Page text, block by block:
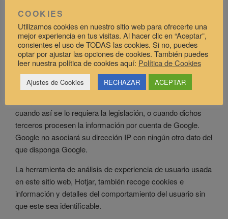
Estados Unidos.
Google usará esta información por cuenta nuestra con el
propósito de seguir su uso del website, recopilando
informes de la actividad del website y prestando otros
servicios relacionados con la actividad del website y el uso
de Internet.
cuando así se lo requiera la legislación, o cuando dichos
terceros procesen la información por cuenta de Google.
Google no asociará su dirección IP con ningún otro dato del
que disponga Google.
La herramienta de análisis de experiencia de usuario usada
en este sitio web, Hotjar, también recoge cookies e
información y detalles del comportamiento del usuario sin
que este sea identificable.
COOKIES
Utilizamos cookies en nuestro sitio web para ofrecerte una
mejor experiencia en tus visitas. Al hacer clic en “Aceptar”,
consientes el uso de TODAS las cookies. Si no, puedes
optar por ajustar las opciones de cookies. También puedes
leer nuestra política de cookies aquí: Política de Cookies
Ajustes de Cookies RECHAZAR ACEPTAR